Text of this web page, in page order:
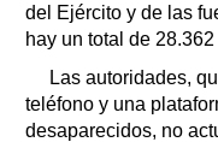
del Ejército y de las
hay un total de
Las autoridades,
teléfono y una
desaparecidos, no